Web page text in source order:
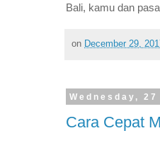
Bali, kamu dan
on December 29,
Wednesday,
Cara Cepat